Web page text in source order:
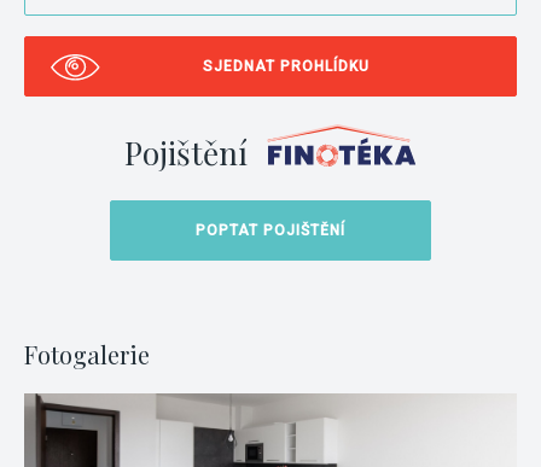
SJEDNAT PROHLÍDKU
Pojištění
POPTAT POJIŠTĚNÍ
Fotogalerie